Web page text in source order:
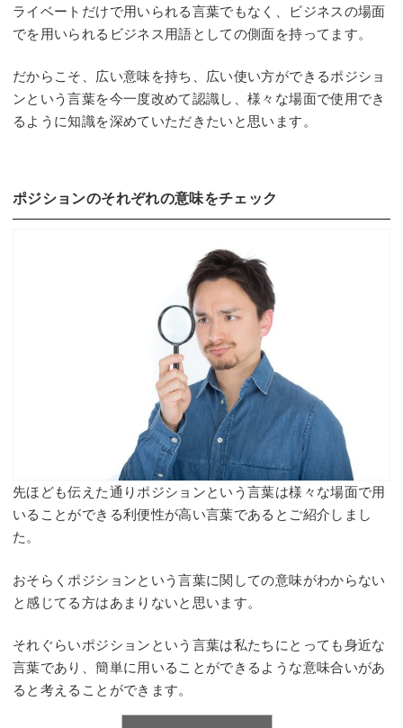
ライベートだけで用いられる言葉でもなく、ビジネスの場面
でを用いられるビジネス用語としての側面を持ってます。
だからこそ、広い意味を持ち、広い使い方ができるポジショ
ンという言葉を今一度改めて認識し、様々な場面で使用でき
るように知識を深めていただきたいと思います。
ポジションのそれぞれの意味をチェック
先ほども伝えた通りポジションという言葉は様々な場面で用
いることができる利便性が高い言葉であるとご紹介しまし
た。
おそらくポジションという言葉に関しての意味がわからない
と感じてる方はあまりないと思います。
それぐらいポジションという言葉は私たちにとっても身近な
言葉であり、簡単に用いることができるような意味合いがあ
ると考えることができます。